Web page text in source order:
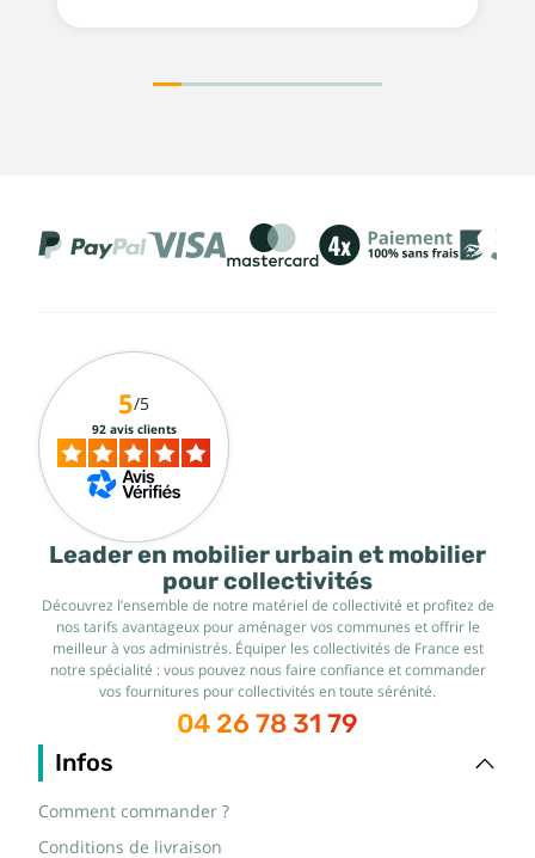
Leader en mobilier urbain et mobilier
pour collectivités
Découvrez l’ensemble de notre matériel de collectivité et profitez de
nos tarifs avantageux pour aménager vos communes et offrir le
meilleur à vos administrés. Équiper les collectivités de France est
notre spécialité : vous pouvez nous faire confiance et commander
vos fournitures pour collectivités en toute sérénité.
04 26 78 31 79
Infos
Comment commander ?
Conditions de livraison
5/5
92 avis clients